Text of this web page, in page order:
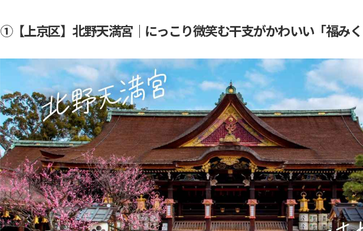
①【上京区】北野天満宮｜にっこり微笑む干支がかわいい「福み